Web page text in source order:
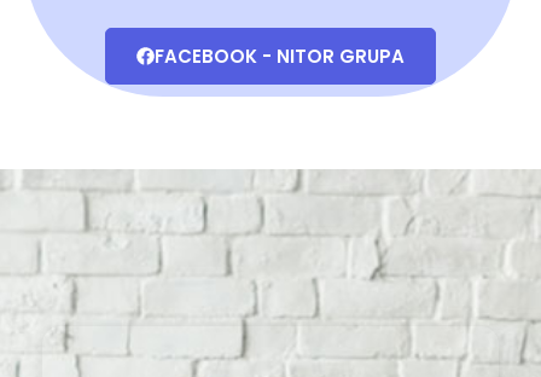
FACEBOOK - NITOR GRUPA